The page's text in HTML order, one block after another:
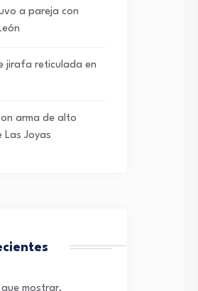
a pareja con
jirafa reticulada en
arma de alto
Las Joyas
mostrar.